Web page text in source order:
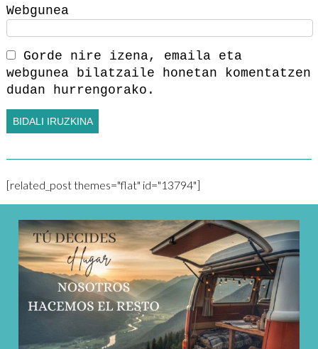
Webgunea
Gorde nire izena, emaila eta
webgunea bilatzaile honetan komentatzen
dudan hurrengorako.
[related_post themes="flat" id="13794"]